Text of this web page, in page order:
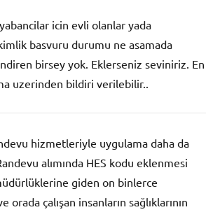
icin evli olanlar yada
basvuru durumu ne asamada
birsey yok. Eklerseniz seviniriz. En
uzerinden bildiri verilebilir..
hizmetleriyle uygulama daha da
alımında HES kodu eklenmesi
giden on binlerce
orada çalışan insanların sağlıklarının